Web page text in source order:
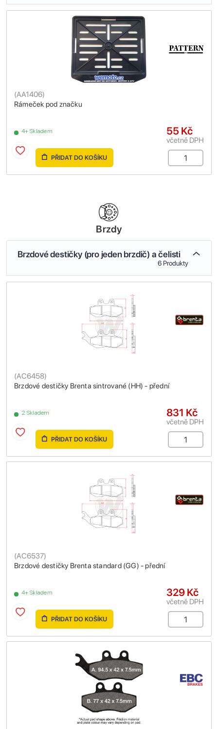
Rámeček pod značku
(AA1406)
4+ Skladem 55 Kč
včetně DPH
PŘIDAT DO KOŠÍKU
Brzdy
Brzdové destičky (pro jeden brzdič) a čelisti
6 Produkty
Brzdové destičky Brenta sintrované (HH) - přední
(AC6458)
2 Skladem 831 Kč
včetně DPH
PŘIDAT DO KOŠÍKU
Brzdové destičky Brenta standard (GG) - přední
(AC6537)
4+ Skladem 329 Kč
včetně DPH
PŘIDAT DO KOŠÍKU